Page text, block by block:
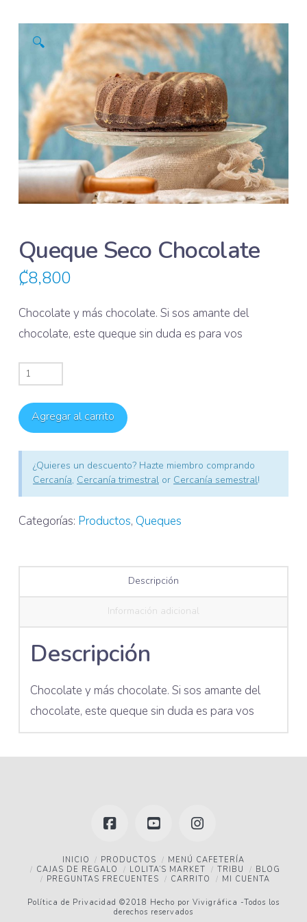
🔍
Queque Seco Chocolate
₡8,800
Chocolate y más chocolate. Si sos amante del
chocolate, este queque sin duda es para vos
Queque
Chocolate
cantidad
Agregar al carrito
¿Quieres un descuento? Hazte miembro comprando
Cercanía, Cercanía trimestralor Cercanía semestral!
Categorías: Productos, Queques
Descripción
Información adicional
Descripción
Chocolate y más chocolate. Si sos amante del
chocolate, este queque sin duda es para vos
FacebookYouTubeInstagram
INICIO PRODUCTOS
MENÚ CAFETERÍA
CAJAS DE REGALO
LOLITA’S MARKET TRIBU
BLOG
PREGUNTAS FRECUENTES
CARRITO MI CUENTA
Política de Privacidad ©2018 Hecho por Vivigráfica -Todos los
derechos reservados